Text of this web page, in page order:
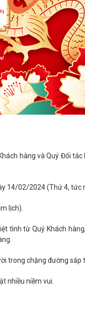
hàng và Quý Đối
14/02/2024 (Thứ 4, tức
lịch).
tình từ Quý Khách
trong chặng đường sắp
nhiều niềm vui.